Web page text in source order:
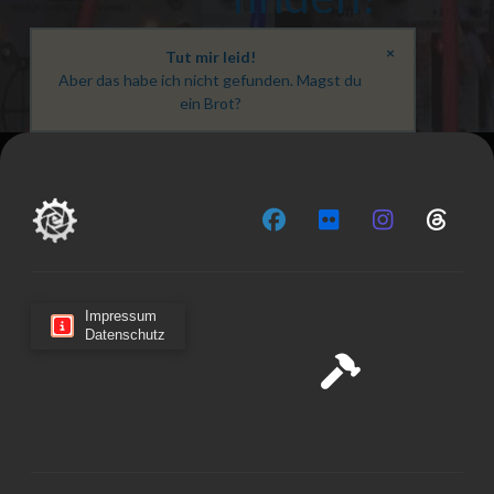
Cookie-Zustimmung verwalten
×
Tut mir leid!
Aber das habe ich nicht gefunden. Magst du
ein Brot?
Impressum
Datenschutz